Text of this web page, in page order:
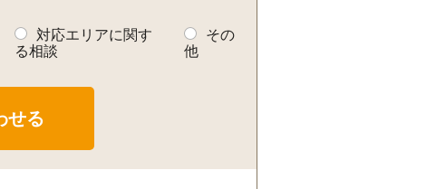
対応エリアに関す
る相談
その
他